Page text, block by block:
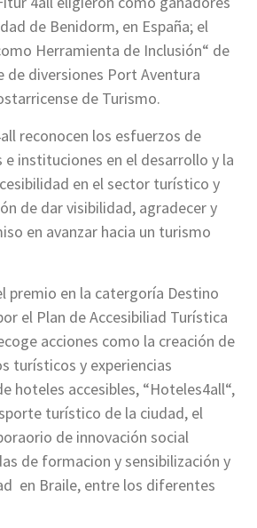
de Benidorm, en España; el
Herramienta de Inclusión“ de
de diversiones Port Aventura
de Turismo.
reconocen los esfuerzos de
e instituciones en el desarrollo y la
en el sector turístico y
de dar visibilidad, agradecer y
en avanzar hacia un turismo
premio en la catergoría Destino
el Plan de Accesibiliad Turística
acciones como la creación de
turísticos y experiencias
hoteles accesibles, “Hoteles4all“,
turístico de la ciudad, el
de innovación social
de formacion y sensibilización y
en Braile, entre los diferentes